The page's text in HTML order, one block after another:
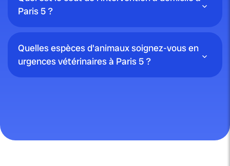
Paris 5 ?
Quelles espèces d'animaux soignez-vous en
urgences vétérinaires à Paris 5 ?